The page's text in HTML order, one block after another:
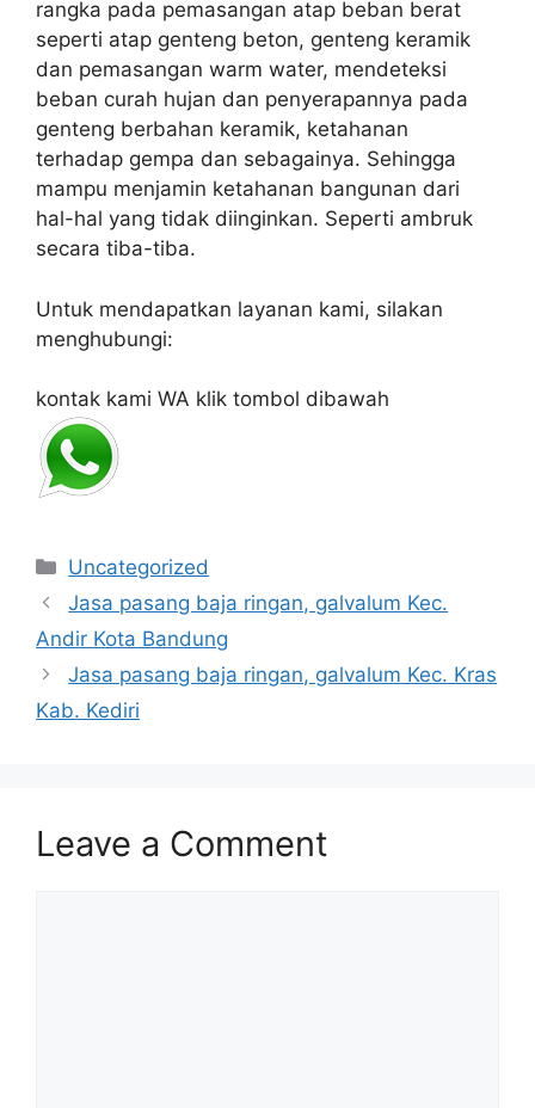
rangka pada pemasangan atap beban berat
seperti atap genteng beton, genteng keramik
dan pemasangan warm water, mendeteksi
beban curah hujan dan penyerapannya pada
genteng berbahan keramik, ketahanan
terhadap gempa dan sebagainya. Sehingga
mampu menjamin ketahanan bangunan dari
hal-hal yang tidak diinginkan. Seperti ambruk
secara tiba-tiba.
Untuk mendapatkan layanan kami, silakan
menghubungi:
kontak kami WA klik tombol dibawah
Categories
Uncategorized
Jasa pasang baja ringan, galvalum Kec.
Andir Kota Bandung
Jasa pasang baja ringan, galvalum Kec. Kras
Kab. Kediri
Leave a Comment